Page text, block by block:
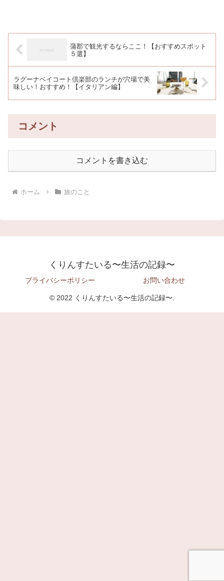
蒲郡で観光するならここ！【おすすめスポット
５選】
ラグーナベイコート倶楽部のランチが穴場で美
味しい！おすすめ！【イタリアン編】
コメント
コメントを書き込む
ホーム 旅のこと
くりんすたいる〜生活の記録〜
プライバシーポリシー お問い合わせ
© 2022 くりんすたいる〜生活の記録〜.